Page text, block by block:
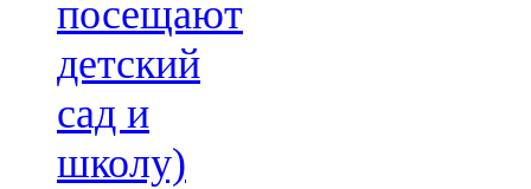
посещают
детский
сад и
школу)